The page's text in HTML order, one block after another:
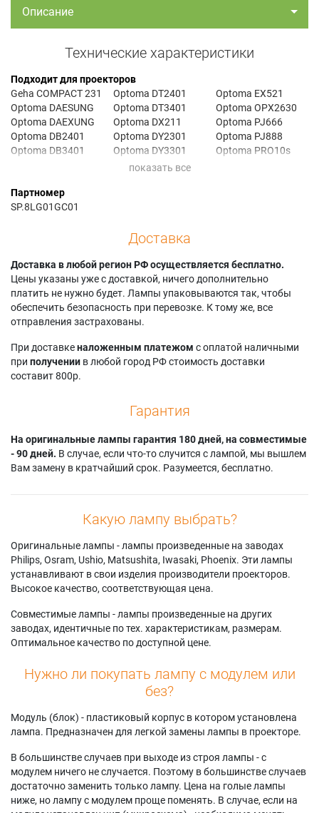
Описание
Технические характеристики
Подходит для проекторов
Geha COMPACT 231
Optoma DAESUNG
Optoma DAEXUNG
Optoma DB2401
Optoma DB3401
Optoma DT2401
Optoma DT3401
Optoma DX211
Optoma DY2301
Optoma DY3301
Optoma ES521
Optoma EX521
Optoma OPX2630
Optoma PJ666
Optoma PJ888
Optoma PRO10s
Партномер
SP.8LG01GC01
Доставка
Доставка в любой регион РФ осуществляется бесплатно.
Цены указаны уже с доставкой, ничего дополнительно
платить не нужно будет. Лампы упаковываются так, чтобы
обеспечить безопасность при перевозке. К тому же, все
отправления застрахованы.
При доставкеналоженным платежом с оплатой наличными
при получении в любой город РФ стоимость доставки
составит 800р.
Гарантия
На оригинальные лампы гарантия 180 дней, на совместимые
- 90 дней. В случае, если что-то случится с лампой, мы вышлем
Вам замену в кратчайший срок. Разумеется, бесплатно.
Какую лампу выбрать?
Оригинальные лампы - лампы произведенные на заводах
Philips, Osram, Ushio, Matsushita, Iwasaki, Phoenix. Эти лампы
устанавливают в свои изделия производители проекторов.
Высокое качество, соответствующая цена.
Совместимые лампы - лампы произведенные на других
заводах, идентичные по тех. характеристикам, размерам.
Оптимальное качество по доступной цене.
Нужно ли покупать лампу с модулем или
без?
Модуль (блок) - пластиковый корпус в котором установлена
лампа. Предназначен для легкой замены лампы в проекторе.
В большинстве случаев при выходе из строя лампы - с
модулем ничего не случается. Поэтому в большинстве случаев
достаточно заменить только лампу. Цена на голые лампы
ниже, но лампу с модулем проще поменять. В случае, если на